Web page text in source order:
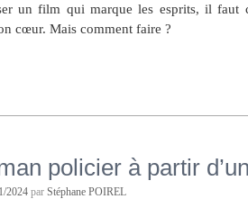
un film qui marque les esprits, il faut
cœur. Mais comment faire ?
policier à partir
2024 parStéphane POIREL
Prérégler la